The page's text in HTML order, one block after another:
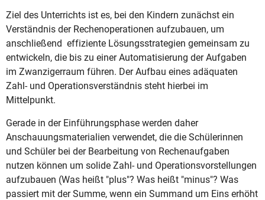
Ziel des Unterrichts ist es, bei den Kindern zunächst ein
Verständnis der Rechenoperationen aufzubauen, um
anschließend effiziente Lösungsstrategien gemeinsam zu
entwickeln, die bis zu einer Automatisierung der Aufgaben
im Zwanzigerraum führen. Der Aufbau eines adäquaten
Zahl- und Operationsverständnis steht hierbei im
Mittelpunkt.
Gerade in der Einführungsphase werden daher
Anschauungsmaterialien verwendet, die die Schülerinnen
und Schüler bei der Bearbeitung von Rechenaufgaben
nutzen können um solide Zahl- und Operationsvorstellungen
aufzubauen (Was heißt "plus"? Was heißt "minus"? Was
passiert mit der Summe, wenn ein Summand um Eins erhöht